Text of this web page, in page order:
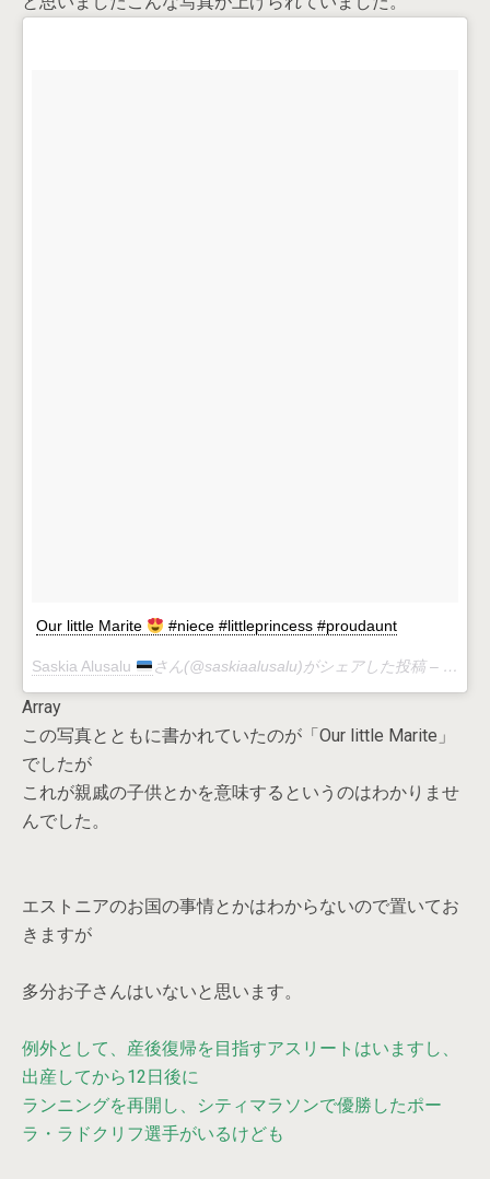
Our little Marite #niece #littleprincess #proudaunt
Saskia Alusalu さん(@saskiaalusalu)がシェアした投稿 – 8月
Array
この写真とともに書かれていたのが「Our little Marite」
でしたが
これが親戚の子供とかを意味するというのはわかりませ
んでした。
エストニアのお国の事情とかはわからないので置いてお
きますが
多分お子さんはいないと思います。
例外として、産後復帰を目指すアスリートはいますし、
出産してから12日後に
ランニングを再開し、シティマラソンで優勝したポー
ラ・ラドクリフ選手がいるけども